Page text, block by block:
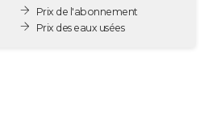
Prix de l'abonnement
Prix des eaux usées